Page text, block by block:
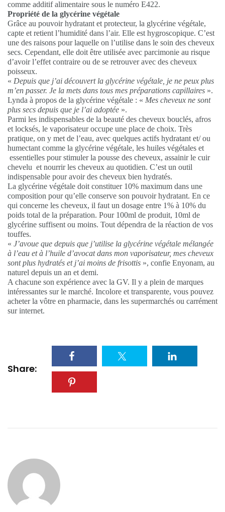
comme additif alimentaire sous le numéro E422.
Propriété de la glycérine végétale
Grâce au pouvoir hydratant et protecteur, la glycérine végétale,
capte et retient l’humidité dans l’air. Elle est hygroscopique. C’est
une des raisons pour laquelle on l’utilise dans le soin des cheveux
secs. Cependant, elle doit être utilisée avec parcimonie au risque
d’avoir l’effet contraire ou de se retrouver avec des cheveux
poisseux.
« Depuis que j’ai découvert la glycérine végétale, je ne peux plus
m’en passer. Je la mets dans tous mes préparations capillaires ».
Lynda à propos de la glycérine végétale : « Mes cheveux ne sont
plus secs depuis que je l’ai adoptée ».
Parmi les indispensables de la beauté des cheveux bouclés, afros
et locksés, le vaporisateur occupe une place de choix. Très
pratique, on y met de l’eau, avec quelques actifs hydratant et/ ou
humectant comme la glycérine végétale, les huiles végétales et
essentielles pour stimuler la pousse des cheveux, assainir le cuir
chevelu et nourrir les cheveux au quotidien. C’est un outil
indispensable pour avoir des cheveux bien hydratés.
La glycérine végétale doit constituer 10% maximum dans une
composition pour qu’elle conserve son pouvoir hydratant. En ce
qui concerne les cheveux, il faut un dosage entre 1% à 10% du
poids total de la préparation. Pour 100ml de produit, 10ml de
glycérine suffisent ou moins. Tout dépendra de la réaction de vos
touffes.
« J’avoue que depuis que j’utilise la glycérine végétale mélangée
à l’eau et à l’huile d’avocat dans mon vaporisateur, mes cheveux
sont plus hydratés et j’ai moins de frisottis », confie Enyonam, au
naturel depuis un an et demi.
A chacune son expérience avec la GV. Il y a plein de marques
intéressantes sur le marché. Incolore et transparente, vous pouvez
acheter la vôtre en pharmacie, dans les supermarchés ou carrément
sur internet.
Share: